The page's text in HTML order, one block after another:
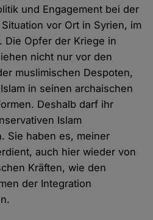
und Engagement bei der
vor Ort in Syrien, im
Die Opfer der Kriege in
nicht nur vor den
muslimischen Despoten,
in seinen archaischen
Deshalb darf ihr
Islam
Sie haben es, meiner
auch hier wieder von
Kräften, wie den
der Integration